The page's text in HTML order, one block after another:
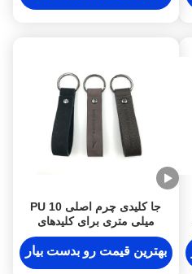
جا کلیدی چرم اصلی PU 10
میلی متری برای کلیدهای
سفارشی
بهترین قیمت رو بدست بیار